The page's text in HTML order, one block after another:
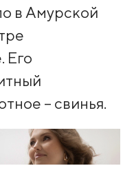
в Амурской
Его
– свинья.